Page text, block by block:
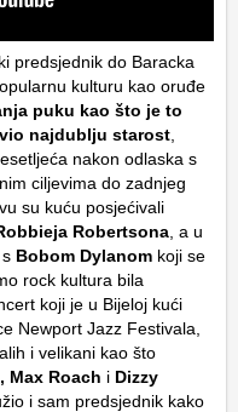
predsjednik do Baracka
kulturu kao oruđe
puku kao što je to
najdublju starost
nakon odlaska s
ciljevima do zadnjeg
su kuću posjećivali
Robertsona , a u
Bobom Dylanom koji se
rock kultura bila
koji je u Bijeloj kući
Newport Jazz Festivala,
i velikani kao što
Max Roach i Dizzy
i sam predsjednik kako